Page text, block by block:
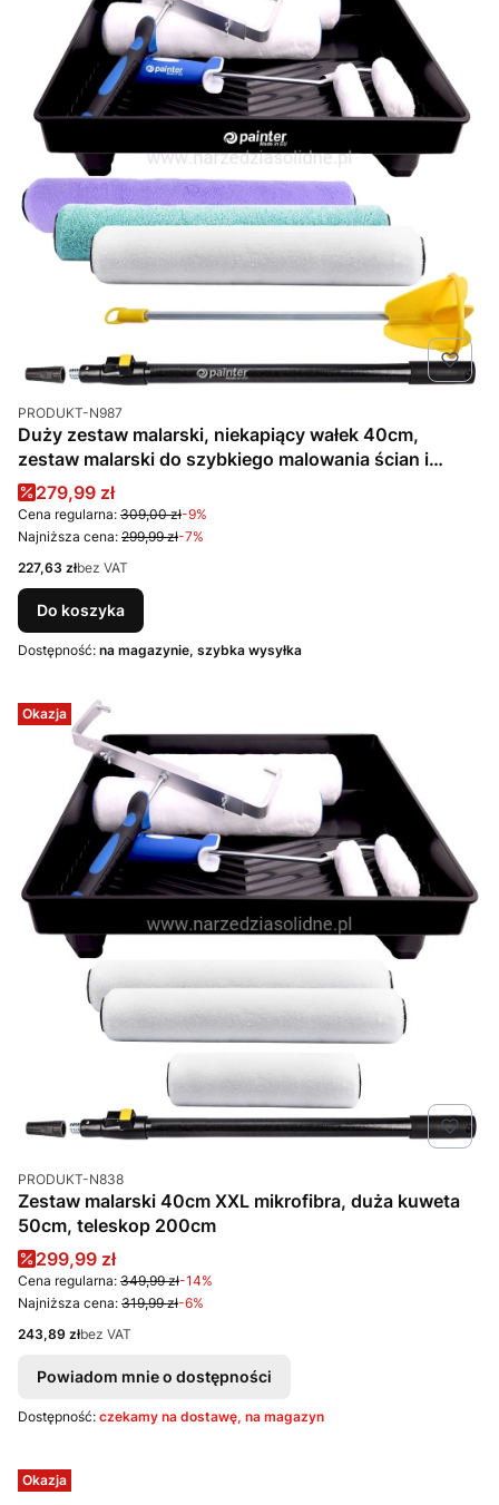
Kod produktu
PRODUKT-N987
Duży zestaw malarski, niekapiący wałek 40cm,
zestaw malarski do szybkiego malowania ścian i
sufitów
Cena promocyjna
279,99 zł
Cena regularna: 309,00 zł-9%
Najniższa cena: 299,99 zł-7%
Cena
227,63 złbez VAT
Do koszyka
Dostępność: na magazynie, szybka wysyłka
Okazja
Kod produktu
PRODUKT-N838
Zestaw malarski 40cm XXL mikrofibra, duża kuweta
50cm, teleskop 200cm
Cena promocyjna
299,99 zł
Cena regularna: 349,99 zł-14%
Najniższa cena: 319,99 zł-6%
Cena
243,89 złbez VAT
Powiadom mnie o dostępności
Dostępność: czekamy na dostawę, na magazyn
Okazja